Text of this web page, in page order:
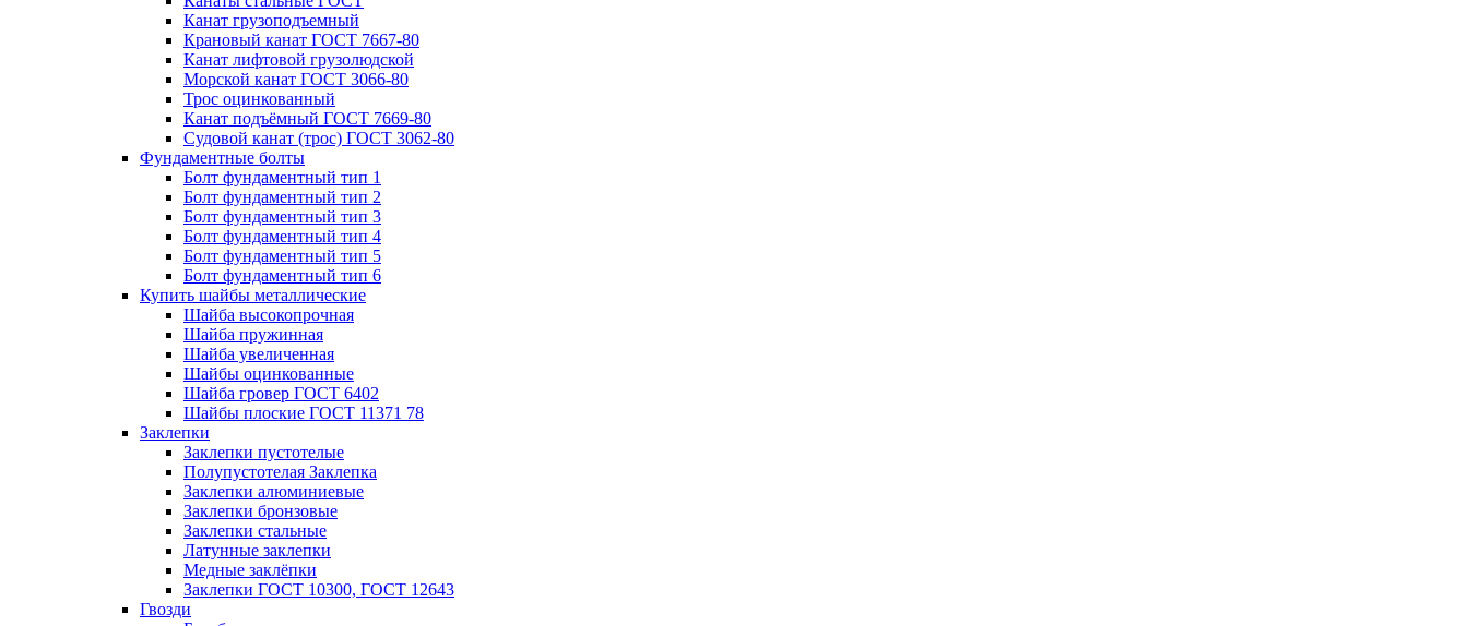
Канат грузоподъемный
Крановый канат ГОСТ 7667-80
Канат лифтовой грузолюдской
Морской канат ГОСТ 3066-80
Трос оцинкованный
Канат подъёмный ГОСТ 7669-80
Судовой канат (трос) ГОСТ 3062-80
Фундаментные болты
Болт фундаментный тип 1
Болт фундаментный тип 2
Болт фундаментный тип 3
Болт фундаментный тип 4
Болт фундаментный тип 5
Болт фундаментный тип 6
Купить шайбы металлические
Шайба высокопрочная
Шайба пружинная
Шайба увеличенная
Шайбы оцинкованные
Шайба гровер ГОСТ 6402
Шайбы плоские ГОСТ 11371 78
Заклепки
Заклепки пустотелые
Полупустотелая Заклепка
Заклепки алюминиевые
Заклепки бронзовые
Заклепки стальные
Латунные заклепки
Медные заклёпки
Заклепки ГОСТ 10300, ГОСТ 12643
Гвозди